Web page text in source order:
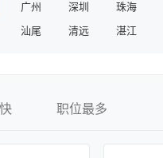
广州 深圳
珠海
汕尾 清远 湛江
职位最多